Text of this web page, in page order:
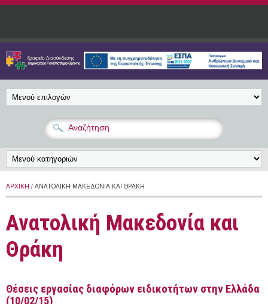
Παράκαμψη προς το κυρίως περιεχόμενο
ΑΡΧΙΚΉ / ΑΝΑΤΟΛΙΚΉ ΜΑΚΕΔΟΝΊΑ ΚΑΙ ΘΡΆΚΗ
Ανατολική Μακεδονία και
Θράκη
Θέσεις εργασίας διαφόρων ειδικοτήτων στην Ελλάδα
(10/02/15)